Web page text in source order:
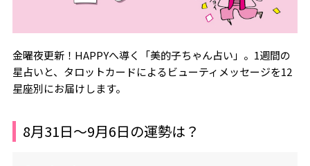
金曜夜更新！HAPPYへ導く「美的子ちゃん占い」。1週間の
星占いと、タロットカードによるビューティメッセージを12
星座別にお届けします。
8月31日～9月6日の運勢は？